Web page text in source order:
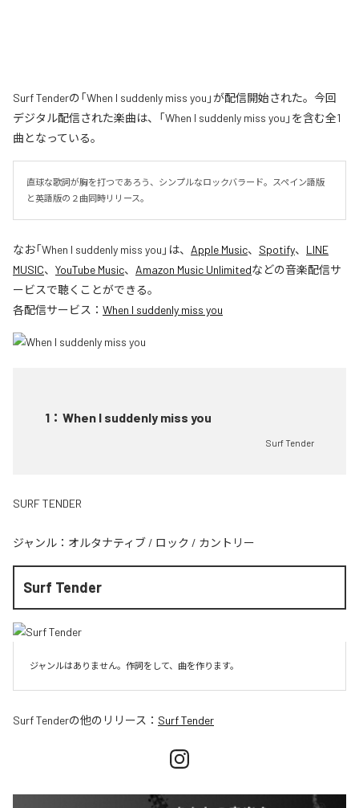
Surf Tenderの「When I suddenly miss you」が配信開始された。今回
デジタル配信された楽曲は、「When I suddenly miss you」を含む全1
曲となっている。
直球な歌詞が胸を打つであろう、シンプルなロックバラード。スペイン語版
と英語版の２曲同時リリース。
なお「When I suddenly miss you 」は、 Apple Music、 Spotify、 LINE
MUSIC、 YouTube Music、 Amazon Music Unlimitedなどの音楽配信サ
ービスで聴くことができる。
各配信サービス： When I suddenly miss you
1 ： When I suddenly miss you
Surf Tender
SURF TENDER
ジャンル： オルタナティブ / ロック / カントリー
Surf Tender
ジャンルはありません。作詞をして、曲を作ります。
Surf Tenderの他のリリース： Surf Tender